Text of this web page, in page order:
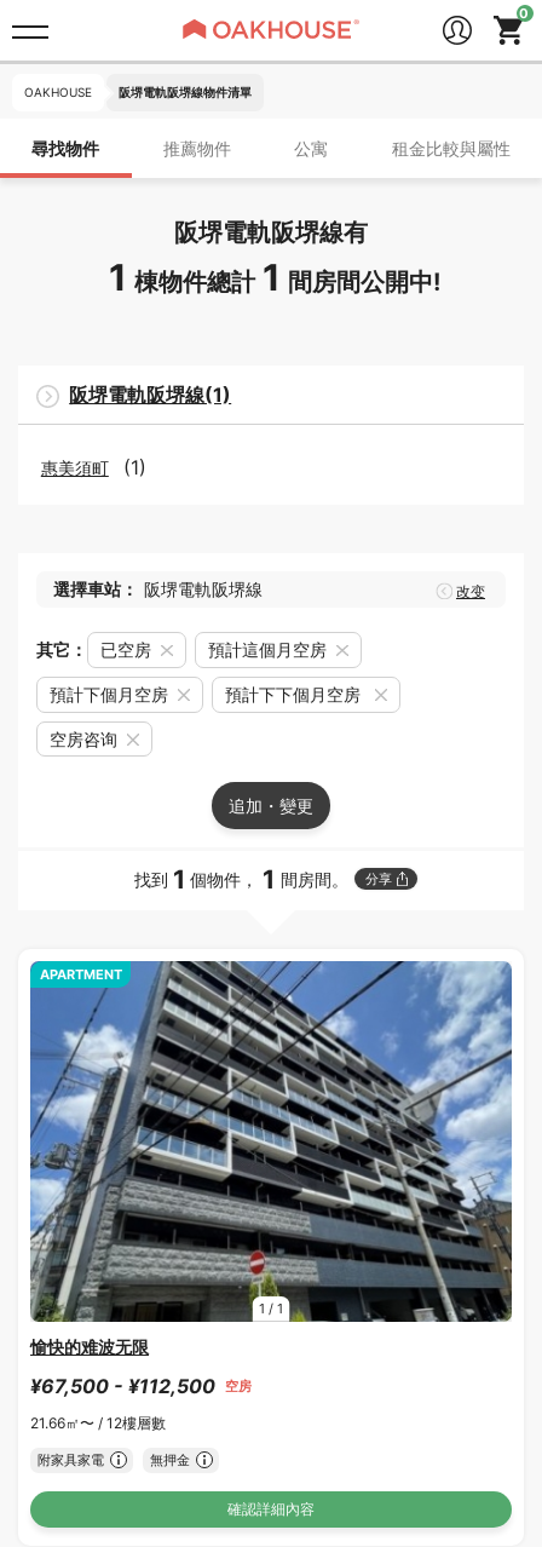
OAKHOUSE 阪堺電軌阪堺線物件清單
尋找物件 推薦物件 公寓 租金比較與屬性
阪堺電軌阪堺線有
1 棟物件總計 1 間房間公開中!
阪堺電軌阪堺線(1)
惠美須町 (1)
選擇車站： 阪堺電軌阪堺線 改变
其它： 已空房 預計這個月空房
預計下個月空房 預計下下個月空房
空房咨询
追加・變更
找到 1 個物件， 1 間房間。 分享
1 / 1
APARTMENT
愉快的难波无限
¥67,500 - ¥112,500 空房
21.66㎡〜 / 12樓層數
附家具家電 無押金
確認詳細內容